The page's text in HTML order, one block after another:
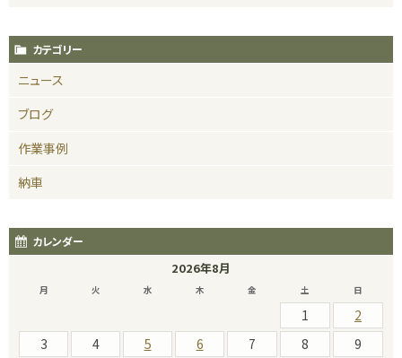
カテゴリー
ニュース
ブログ
作業事例
納車
カレンダー
2026年8月
月 火 水 木 金 土 日
1
2
3
4 5 6 7 8 9